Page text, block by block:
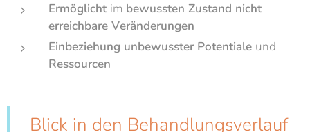
Ermöglicht im bewussten Zustand nicht
erreichbare Veränderungen
Einbeziehung unbewusster Potentiale und
Ressourcen
Blick in den Behandlungsverlauf